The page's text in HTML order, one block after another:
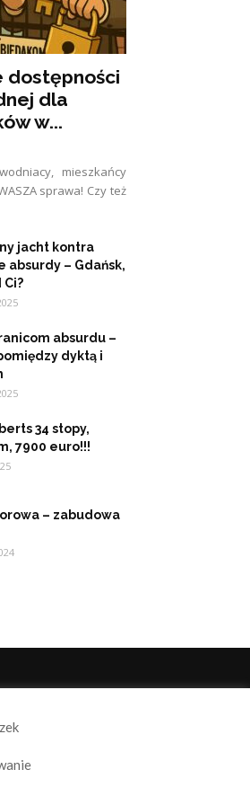
dostępności
dla
w...
mieszkańcy
sprawa! Czy też
jacht kontra
absurdy – Gdańsk,
Ci?
absurdu –
dyktą i
34 stopy,
7900 euro!!!
– zabudowa